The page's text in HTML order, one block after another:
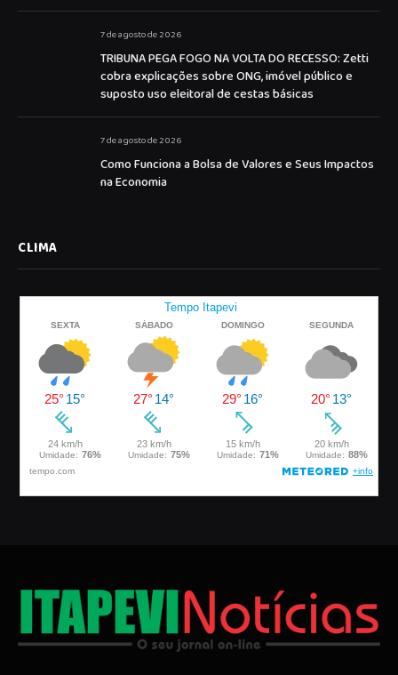
7 de agosto de 2026
TRIBUNA PEGA FOGO NA VOLTA DO RECESSO: Zetti
cobra explicações sobre ONG, imóvel público e
suposto uso eleitoral de cestas básicas
7 de agosto de 2026
Como Funciona a Bolsa de Valores e Seus Impactos
na Economia
CLIMA